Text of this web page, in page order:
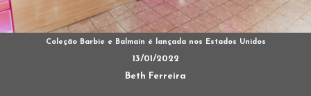
Coleção Barbie e Balmain é lançada nos Estados Unidos
13/01/2022
Beth Ferreira